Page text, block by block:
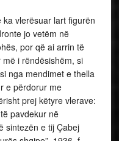
vlerësuar lart figurën
jo vetëm në
por që ai arrin të
i rëndësishëm, si
nga mendimet e thella
e përdorur me
prej këtyre vlerave:
pavdekur në
sintezën e tij Çabej